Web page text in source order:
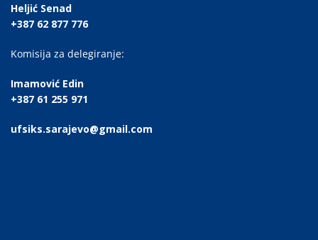
Heljić Senad
+387 62 877 776
Komisija za delegiranje:
Imamović Edin
+387 61 255 971
ufsiks.sarajevo@gmail.com